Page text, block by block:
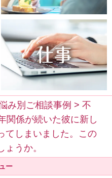
み別ご相談事例 >不
関係が続いた彼に新し
てしまいました。この
ょうか。
ー